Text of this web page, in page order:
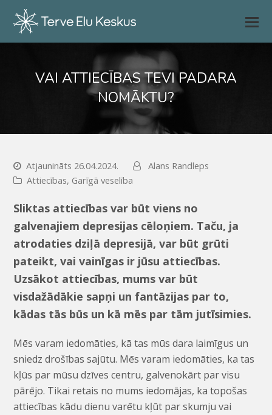
VAI ATTIECĪBAS TEVI PADARA
NOMĀKTU?
Atjaunināts 26.04.2024.
Alans Randleps
Attiecības, Garīgā veselība
Sliktas attiecības var būt viens no
galvenajiem depresijas cēloņiem. Taču, ja
atrodaties dziļā depresijā, var būt grūti
pateikt, vai vainīgas ir jūsu attiecības.
Uzsākot attiecības, mums var būt
visdažādākie sapņi un fantāzijas par to,
kādas tās būs un kā mēs par tām jutīsimies.
Mēs varam iedomāties, kā tas mūs dara laimīgus un
sniedz drošības sajūtu. Mēs varam iedomāties, ka tas
kļūs par mūsu dzīves centru, galvenokārt par visu
pārējo. Tikai retais no mums iedomājas, ka topošas
attiecības kādu dienu varētu kļūt par skumju vai